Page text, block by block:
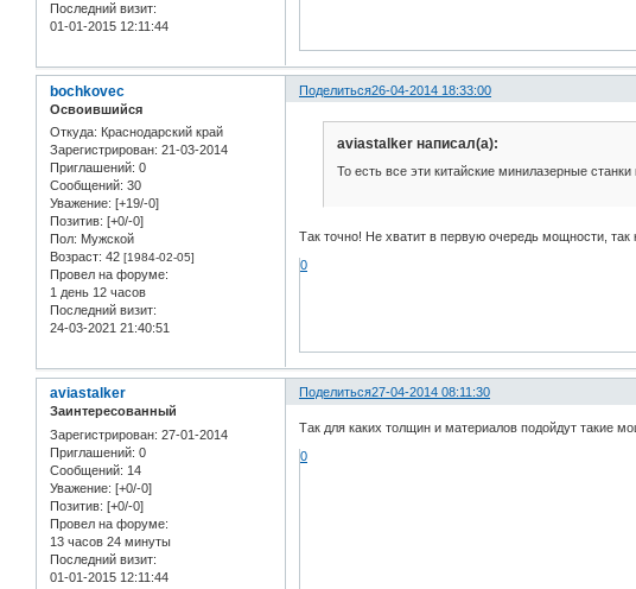
Последний визит:
01-01-2015 12:11:44
Поделиться26-04-2014 18:33:00
bochkovec
Освоившийся
Откуда: Краснодарский край
Зарегистрирован: 21-03-2014
Приглашений: 0
Сообщений: 30
Уважение: [+19/-0]
Позитив: [+0/-0]
Пол: Мужской
Возраст: 42 [1984-02-05]
Провел на форуме:
1 день 12 часов
Последний визит:
24-03-2021 21:40:51
aviastalker написал(а):
То есть все эти китайские минилазерные
Так точно! Не хватит в первую очередь мощности, так
0
Поделиться27-04-2014 08:11:30
aviastalker
Заинтересованный
Зарегистрирован: 27-01-2014
Приглашений: 0
Сообщений: 14
Уважение: [+0/-0]
Позитив: [+0/-0]
Провел на форуме:
13 часов 24 минуты
Последний визит:
01-01-2015 12:11:44
Так для каких толщин и материалов подойдут такие
0